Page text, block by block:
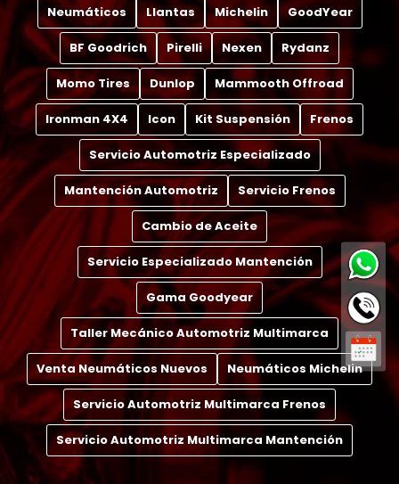
Neumáticos Llantas Michelin GoodYear
BF Goodrich Pirelli Nexen Rydanz
Momo Tires Dunlop Mammooth Offroad
Ironman 4X4 Icon Kit Suspensión Frenos
Servicio Automotriz Especializado
Mantención Automotriz Servicio Frenos
Cambio de Aceite
Servicio Especializado Mantención
Gama Goodyear
Taller Mecánico Automotriz Multimarca
Venta Neumáticos Nuevos Neumáticos Michelin
Servicio Automotriz Multimarca Frenos
Servicio Automotriz Multimarca Mantención